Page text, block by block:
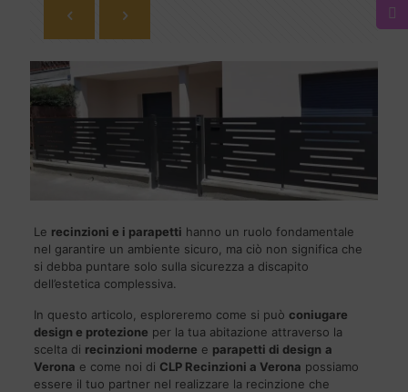
Le recinzioni e i parapetti hanno un ruolo fondamentale
nel garantire un ambiente sicuro, ma ciò non significa che
si debba puntare solo sulla sicurezza a discapito
dell’estetica complessiva.
In questo articolo, esploreremo come si può coniugare
design e protezione per la tua abitazione attraverso la
scelta di recinzioni moderne e parapetti di design a
Verona e come noi di CLPRecinzioni a Verona possiamo
essere il tuo partner nel realizzare la recinzione che